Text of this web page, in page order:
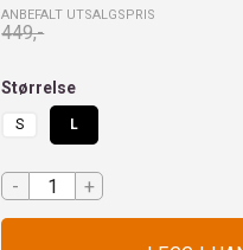
ANBEFALT UTSALGSPRIS
449,-
Størrelse
S L
- +